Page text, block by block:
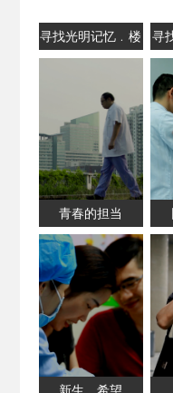
寻找光明记忆﹒楼
寻
青春的担当
新生，希望